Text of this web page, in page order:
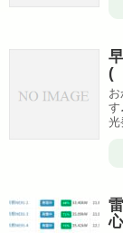
(
す